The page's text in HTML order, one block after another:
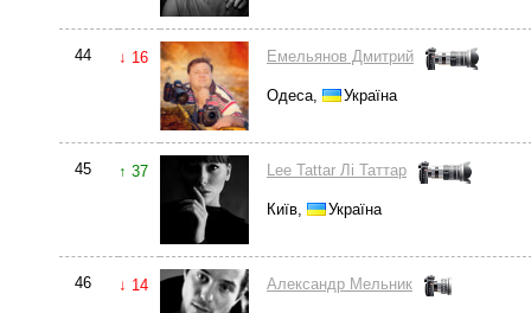
44 ↓ 16 Емельянов Дмитрий
Одеса, Україна
45 ↑ 37 Lee Tattar Лі Таттар
Київ, Україна
46 ↓ 14 Александр Мельник